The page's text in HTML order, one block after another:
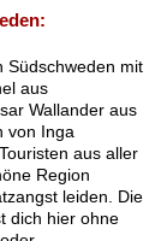
Südschweden mit
aus
Wallander aus
von Inga
aus aller
Region
leiden. Die
dich hier ohne